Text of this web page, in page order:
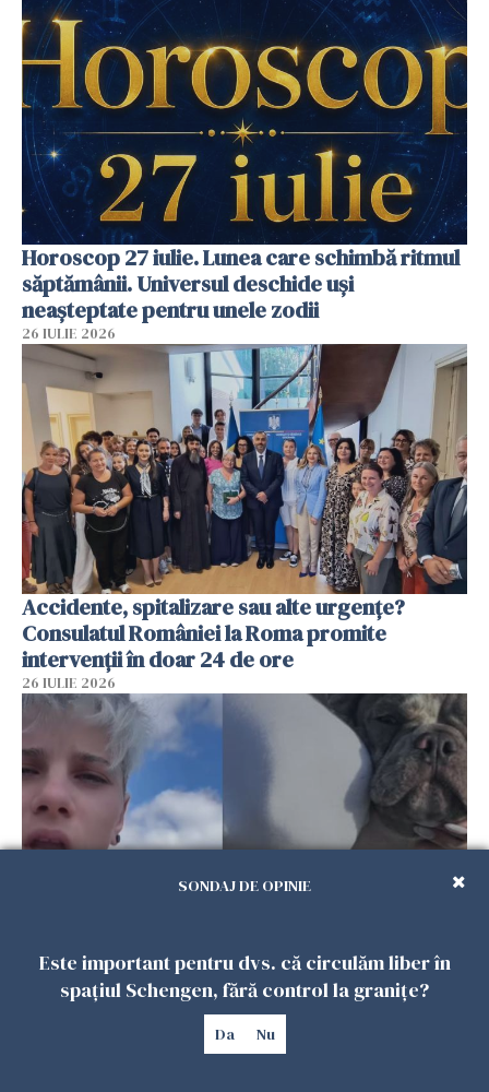
Horoscop 27 iulie. Lunea care schimbă ritmul
săptămânii. Universul deschide uși
neașteptate pentru unele zodii
26 IULIE 2026
Accidente, spitalizare sau alte urgențe?
Consulatul României la Roma promite
intervenții în doar 24 de ore
26 IULIE 2026
Ce a pățit o româncă în timp ce își plimba
câinele în Germania. Mesajul ei a stârnit
dezbateri aprinse
SONDAJ DE OPINIE
Este important pentru dvs. că circulăm liber în
spațiul Schengen, fără control la granițe?
Da Nu